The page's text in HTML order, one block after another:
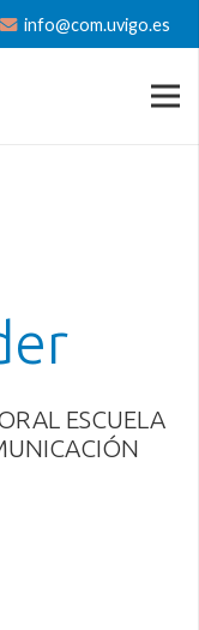
info@com.uvigo.es
ESCUELA